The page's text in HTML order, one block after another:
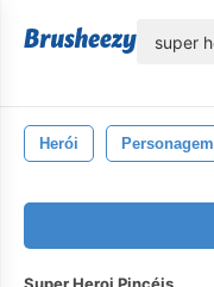
Herói Personagem